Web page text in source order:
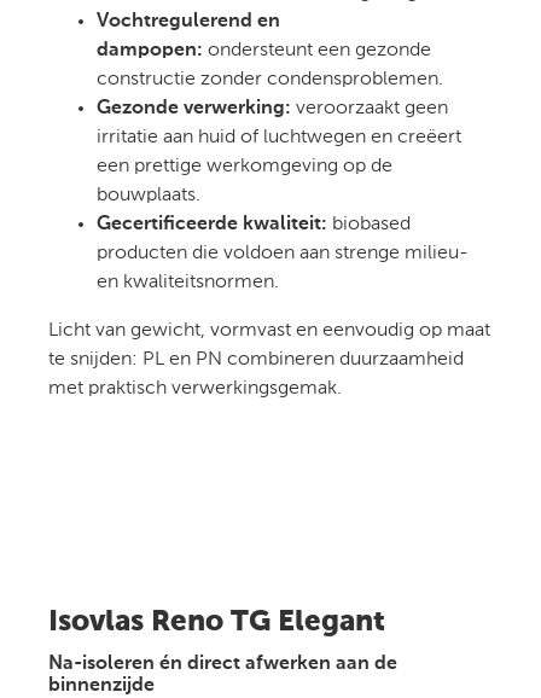
Vochtregulerend en
dampopen: ondersteunt een gezonde
constructie zonder condensproblemen.
Gezonde verwerking: veroorzaakt geen
irritatie aan huid of luchtwegen en creëert
een prettige werkomgeving op de
bouwplaats.
Gecertificeerde kwaliteit: biobased
producten die voldoen aan strenge milieu-
en kwaliteitsnormen.
Licht van gewicht, vormvast en eenvoudig op maat
te snijden: PL en PN combineren duurzaamheid
met praktisch verwerkingsgemak.
Isovlas Reno TG Elegant
Na-isoleren én direct afwerken aan de
binnenzijde